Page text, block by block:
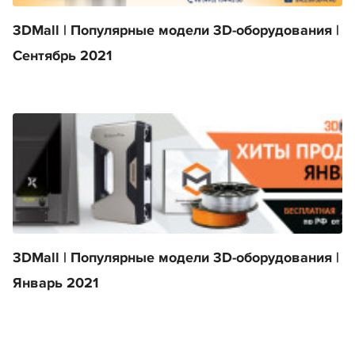
3DMall | Популярные модели 3D-оборудования |
Сентябрь 2021
3DMall | Популярные модели 3D-оборудования |
Январь 2021